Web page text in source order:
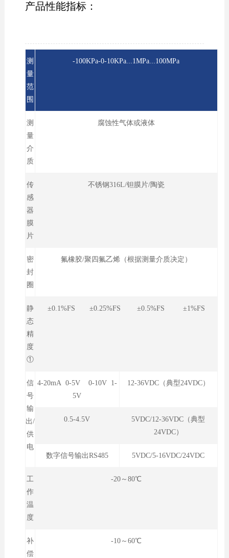
产品性能指标：
测
量
范
围
-100KPa-0-10KPa...1MPa...100MPa
测
量
介
质
腐蚀性气体或液体
传
感
器
膜
片
不锈钢316L/钽膜片/陶瓷
密
封
圈
氟橡胶/聚四氟乙烯（根据测量介质决定）
静
态
精
度
①
±0.1%FS ±0.25%FS ±0.5%FS ±1%FS
信
号
输
出/
供
电
4-20mA 0-5V 0-10V 1-
5V
12-36VDC（典型24VDC）
0.5-4.5V
5VDC/12-36VDC（典型
24VDC）
数字信号输出RS485 5VDC/5-16VDC/24VDC
工
作
温
度
-20～80℃
补
偿
-10～60℃